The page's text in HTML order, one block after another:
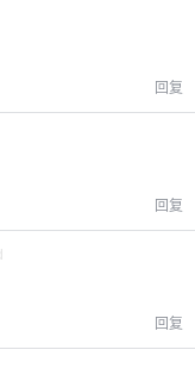
回复
回复
回复